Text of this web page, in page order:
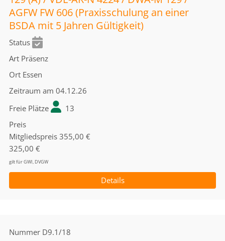
AGFW FW 606 (Praxisschulung an einer
BSDA mit 5 Jahren Gültigkeit)
Status
Art Präsenz
Ort Essen
Zeitraum am 04.12.26
Freie Plätze
13
Preis
Mitgliedspreis 355,00 €
325,00 €
gilt für GWI, DVGW
Details
Nummer D9.1/18